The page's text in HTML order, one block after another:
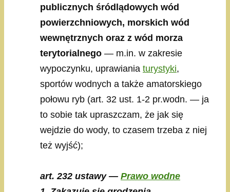
publicznych śródlądowych wód
powierzchniowych, morskich wód
wewnętrznych oraz z wód morza
terytorialnego — m.in. w zakresie
wypoczynku, uprawiania turystyki,
sportów wodnych a także amatorskiego
połowu ryb (art. 32 ust. 1-2 pr.wodn. — ja
to sobie tak upraszczam, że jak się
wejdzie do wody, to czasem trzeba z niej
też wyjść);
art. 232 ustawy — Prawo wodne